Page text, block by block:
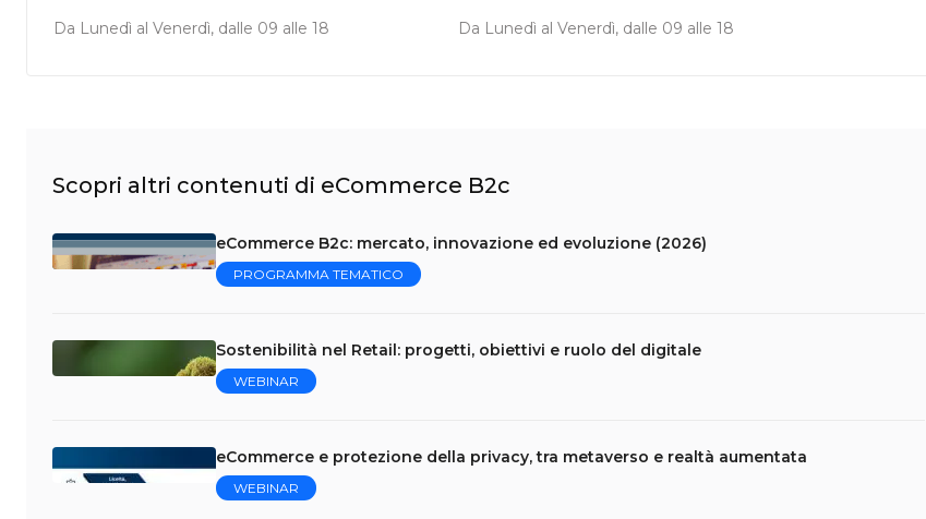
Da Lunedì al Venerdì, dalle 09 alle 18 Da Lunedì al Venerdì, dalle 09 alle 18
Scopri altri contenuti di eCommerce B2c
eCommerce B2c: mercato, innovazione ed evoluzione (2026)
PROGRAMMA TEMATICO
Sostenibilità nel Retail: progetti, obiettivi e ruolo del digitale
WEBINAR
eCommerce e protezione della privacy, tra metaverso e realtà aumentata
WEBINAR